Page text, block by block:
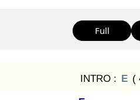
Full
INTRO : E (